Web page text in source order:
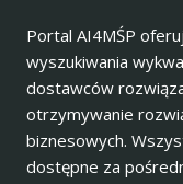
Portal AI4MŚP
wyszukiwania
dostawców
otrzymywanie
biznesowych.
dostępne za